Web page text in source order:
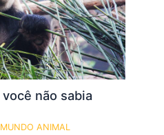
não sabia
MUNDO ANIMAL